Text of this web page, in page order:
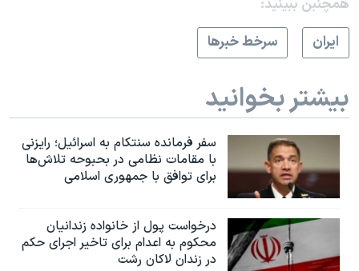
همچنبن ببینید:
ايران
سرخط خبرها
بیشتر بخوانید
سفر فرمانده سنتکام به اسرائیل؛ رایزنی
با مقامات نظامی در بحبوحه تلاش‌ها
برای توافق با جمهوری اسلامی
درخواست پول از خانواده زندانیان
محکوم به‌ اعدام برای تاخیر اجرای حکم
در زندان لاکان رشت